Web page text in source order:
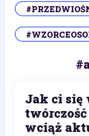
Jak ci się
wciąż